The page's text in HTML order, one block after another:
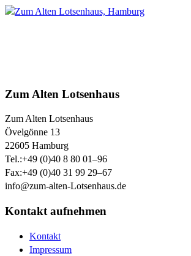
Zum Alten Lotsenhaus
Zum Alten Lotsenhaus
Övelgönne 13
22605 Hamburg
Tel.:+49 (0)40 8 80 01–96
Fax:+49 (0)40 31 99 29–67
info@zum-alten-Lotsenhaus.de
Kontakt aufnehmen
Kontakt
Impressum